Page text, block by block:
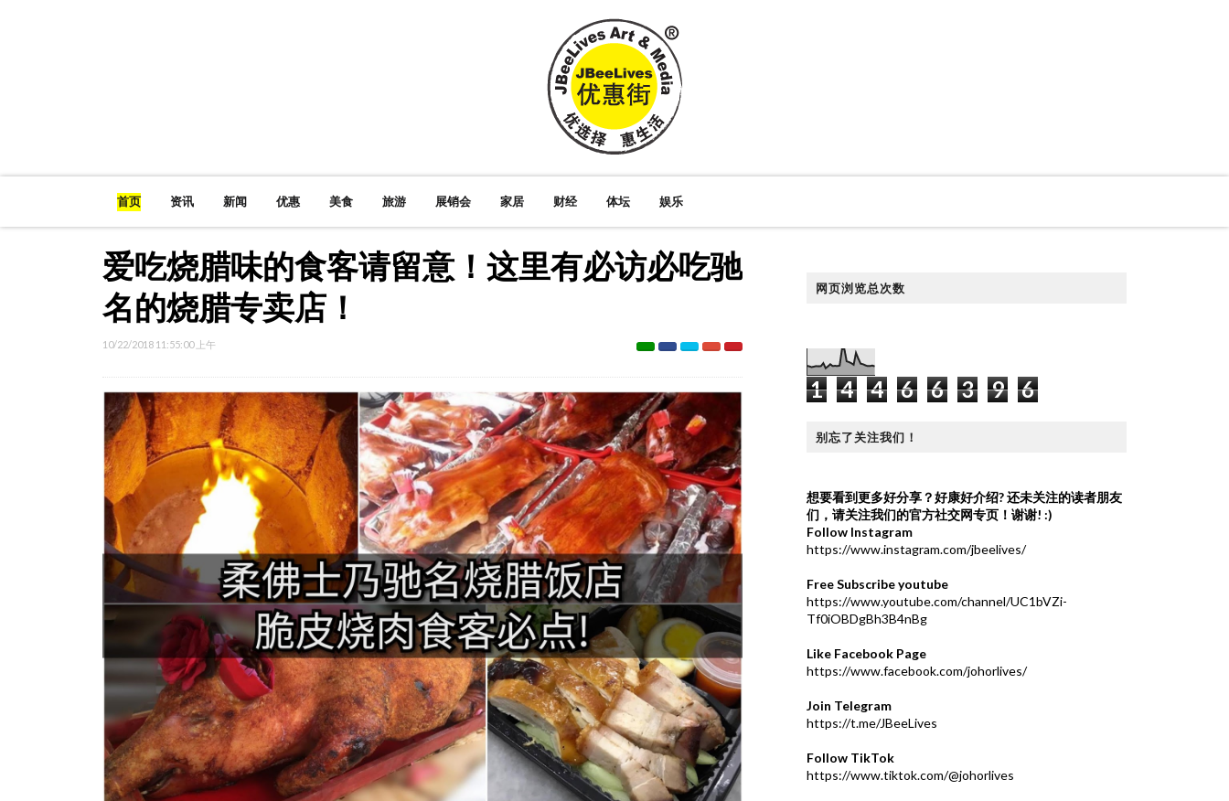
首页 资讯 新闻 优惠 美食 旅游 展销会 家居 财经 体坛 娱乐
爱吃烧腊味的食客请留意！这里有必访必吃驰
名的烧腊专卖店！
10/22/2018 11:55:00 上午
网页浏览总次数
1 4 4 6 6 3 9 6
别忘了关注我们！
想要看到更多好分享？好康好介绍?还未关注的读者朋友
们，请关注我们的官方社交网专页！谢谢! :)
Follow Instagram
https://www.instagram.com/jbeelives/
Free Subscribe youtube
https://www.youtube.com/channel/UC1bVZi-
Tf0iOBDgBh3B4nBg
Like Facebook Page
https://www.facebook.com/johorlives/
Join Telegram
https://t.me/JBeeLives
Follow TikTok
https://www.tiktok.com/@johorlives